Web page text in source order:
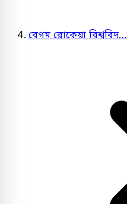
বেগম রোকেয়া বিশ্ববিদ…